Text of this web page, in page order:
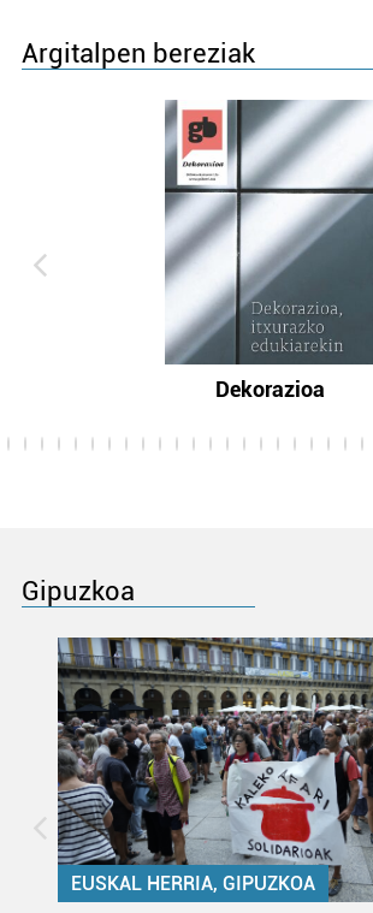
Argitalpen bereziak
Dekorazioa
Gipuzkoa
EUSKAL HERRIA, GIPUZKOA